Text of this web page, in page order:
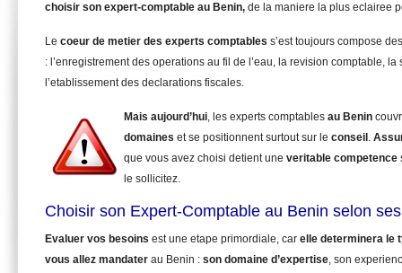
choisir son expert-comptable au Benin, de la maniere la plus eclairee
Le coeur de metier des experts comptables s’est toujours compose
: l’enregistrement des operations au fil de l’eau, la revision comptable, la
l’etablissement des declarations fiscales.
Mais aujourd’hui, les experts comptables au Benin
domaines et se positionnent surtout sur le conseil .
que vous avez choisi detient une veritable competence
le sollicitez.
Choisir son Expert-Comptable au Benin selon
Evaluer vos besoins est une etape primordiale, car elle determinera le
vous allez mandater au Benin : son domaine d’expertise, son